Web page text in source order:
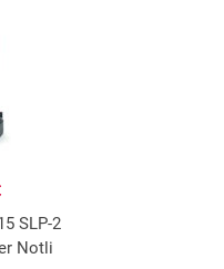
SLP-2
Notli